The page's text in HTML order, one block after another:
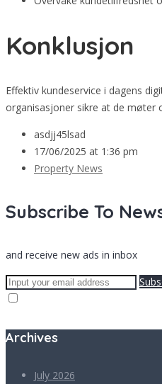
Konklusjon
Effektiv kundeservice i dagens
organisasjoner sikre at de møter
asdjj45lsad
17/06/2025 at 1:36 pm
Property News
Subscribe To
and receive new ads in inbox
Archives
July 2026